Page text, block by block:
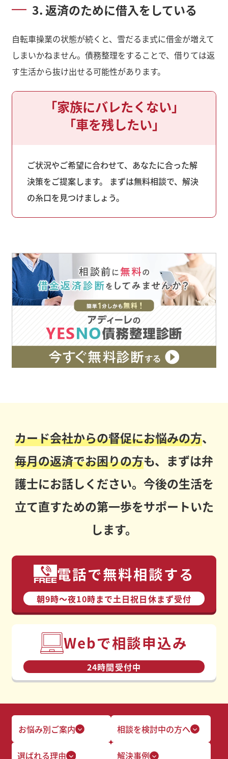
3. 返済のために借入をしている
自転車操業の状態が続くと、雪だるま式に借金が増えて
しまいかねません。債務整理をすることで、借りては返
す生活から抜け出せる可能性があります。
「家族にバレたくない」
「車を残したい」
ご状況やご希望に合わせて、あなたに合った解
決策をご提案します。 まずは無料相談で、解決
の糸口を見つけましょう。
カード会社からの督促にお悩みの方、
毎月の返済でお困りの方も、まずは弁
護士にお話しください。今後の生活を
立て直すための第一歩をサポートいた
します。
電話で無料相談する
朝9時〜夜10時まで⼟⽇祝⽇休まず受付
Webで相談申込み
24時間受付中
お悩み別ご案内 相談を検討中の方へ
選ばれる理由 解決事例